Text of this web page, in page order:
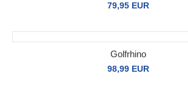
79,95 EUR
Golfrhino
98,99 EUR